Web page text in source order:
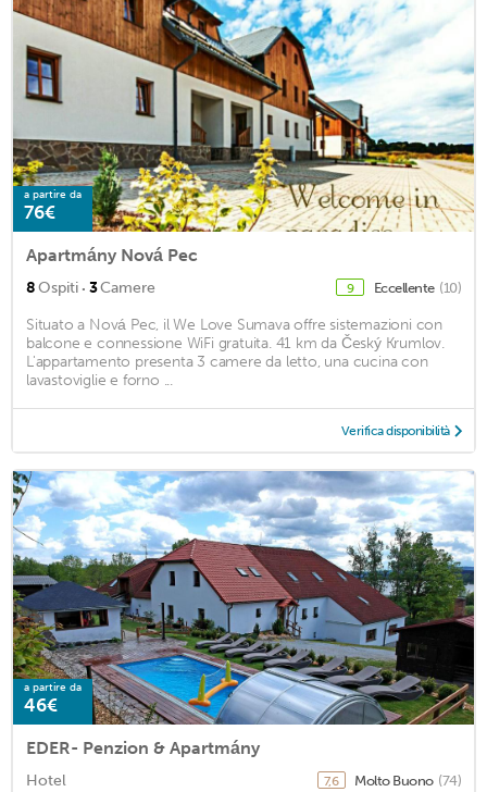
a partire da
76€
Apartmány Nová Pec
8Ospiti · 3Camere 9 Eccellente (10)
Situato a Nová Pec, il We Love Sumava offre sistemazioni con
balcone e connessione WiFi gratuita. 41 km da Český Krumlov.
L'appartamento presenta 3 camere da letto, una cucina con
lavastoviglie e forno ...
Verifica disponibilità
a partire da
46€
EDER- Penzion & Apartmány
Hotel 7,6 Molto Buono (74)